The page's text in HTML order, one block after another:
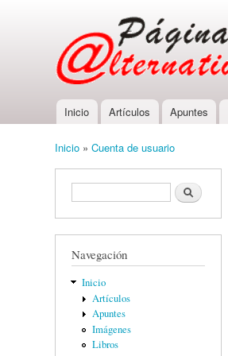
Main menu
Inicio Artículos Apuntes
Inicio » Cuenta de usuario
Formulario de búsquedaBuscar
Navegación
Inicio
Artículos
Apuntes
Imágenes
Libros